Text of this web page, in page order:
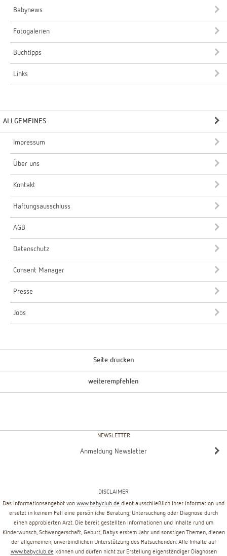
Babynews
Fotogalerien
Buchtipps
Links
ALLGEMEINES
Impressum
Über uns
Kontakt
Haftungsausschluss
AGB
Datenschutz
Consent Manager
Presse
Jobs
Seite drucken
weiterempfehlen
NEWSLETTER
Anmeldung Newsletter
DISCLAIMER
Das Informationsangebot von www.babyclub.de dient ausschließlich Ihrer Information und
ersetzt in keinem Fall eine persönliche Beratung, Untersuchung oder Diagnose durch
einen approbierten Arzt. Die bereit gestellten Informationen und Inhalte rund um
Kinderwunsch, Schwangerschaft, Geburt, Babys erstem Jahr und sonstigen Themen, dienen
der allgemeinen, unverbindlichen Unterstützung des Ratsuchenden. Alle Inhalte auf
www.babyclub.de können und dürfen nicht zur Erstellung eigenständiger Diagnosen